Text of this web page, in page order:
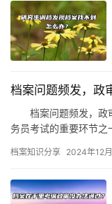
档案问题频发，政
档案问题频发，政
务员考试的重要环节之
档案知识分享 2024年12